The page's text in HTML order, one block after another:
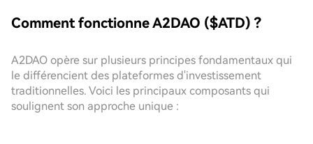
Comment fonctionne A2DAO ($ATD) ?
A2DAO opère sur plusieurs principes fondamentaux qui
le différencient des plateformes d'investissement
traditionnelles. Voici les principaux composants qui
soulignent son approche unique :